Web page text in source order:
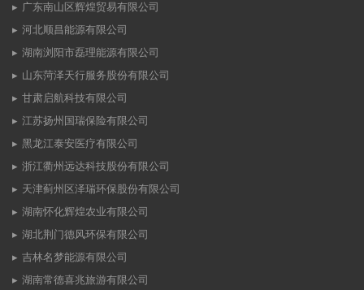
广东南山区辉煌贸易有限公司
河北顺昌能源有限公司
湖南浏阳市磊理能源有限公司
山东菏泽天行服务股份有限公司
甘肃启航科技有限公司
江苏扬州国瑞保险有限公司
黑龙江泰安医疗有限公司
浙江衢州远达科技股份有限公司
天津蓟州区泽瑞环保股份有限公司
湖南怀化辉煌农业有限公司
湖北荆门德风环保有限公司
吉林名梦能源有限公司
湖南常德喜兆旅游有限公司